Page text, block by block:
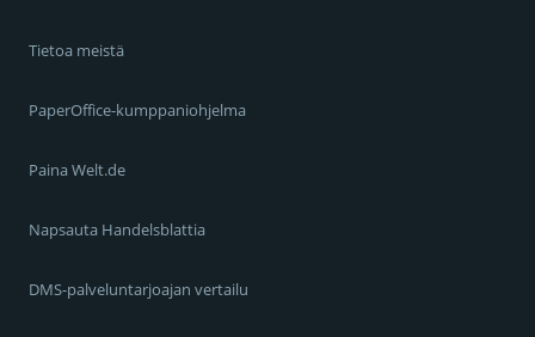
Tietoa meistä
PaperOffice-kumppaniohjelma
Paina Welt.de
Napsauta Handelsblattia
DMS-palveluntarjoajan vertailu